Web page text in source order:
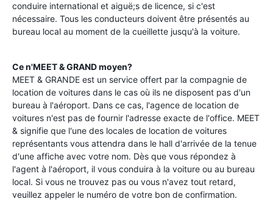
conduire international et aiguë;s de licence, si c'est
nécessaire. Tous les conducteurs doivent être présentés au
bureau local au moment de la cueillette jusqu'à la voiture.
Ce n'MEET & GRAND moyen?
MEET & GRANDE est un service offert par la compagnie de
location de voitures dans le cas où ils ne disposent pas d'un
bureau à l'aéroport. Dans ce cas, l'agence de location de
voitures n'est pas de fournir l'adresse exacte de l'office. MEET
& signifie que l'une des locales de location de voitures
représentants vous attendra dans le hall d'arrivée de la tenue
d'une affiche avec votre nom. Dès que vous répondez à
l'agent à l'aéroport, il vous conduira à la voiture ou au bureau
local. Si vous ne trouvez pas ou vous n'avez tout retard,
veuillez appeler le numéro de votre bon de confirmation.